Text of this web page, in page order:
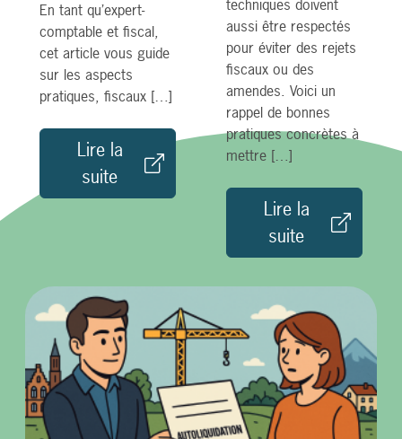
En tant qu’expert-
comptable et fiscal,
cet article vous guide
sur les aspects
pratiques, fiscaux […]
Lire la
suite
techniques doivent
aussi être respectés
pour éviter des rejets
fiscaux ou des
amendes. Voici un
rappel de bonnes
pratiques concrètes à
mettre […]
Lire la
suite